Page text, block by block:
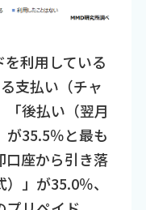
利用している
支払い（チャ
「後払い（翌月
が35.5％と最も
口座から引き落
」が35.0％、